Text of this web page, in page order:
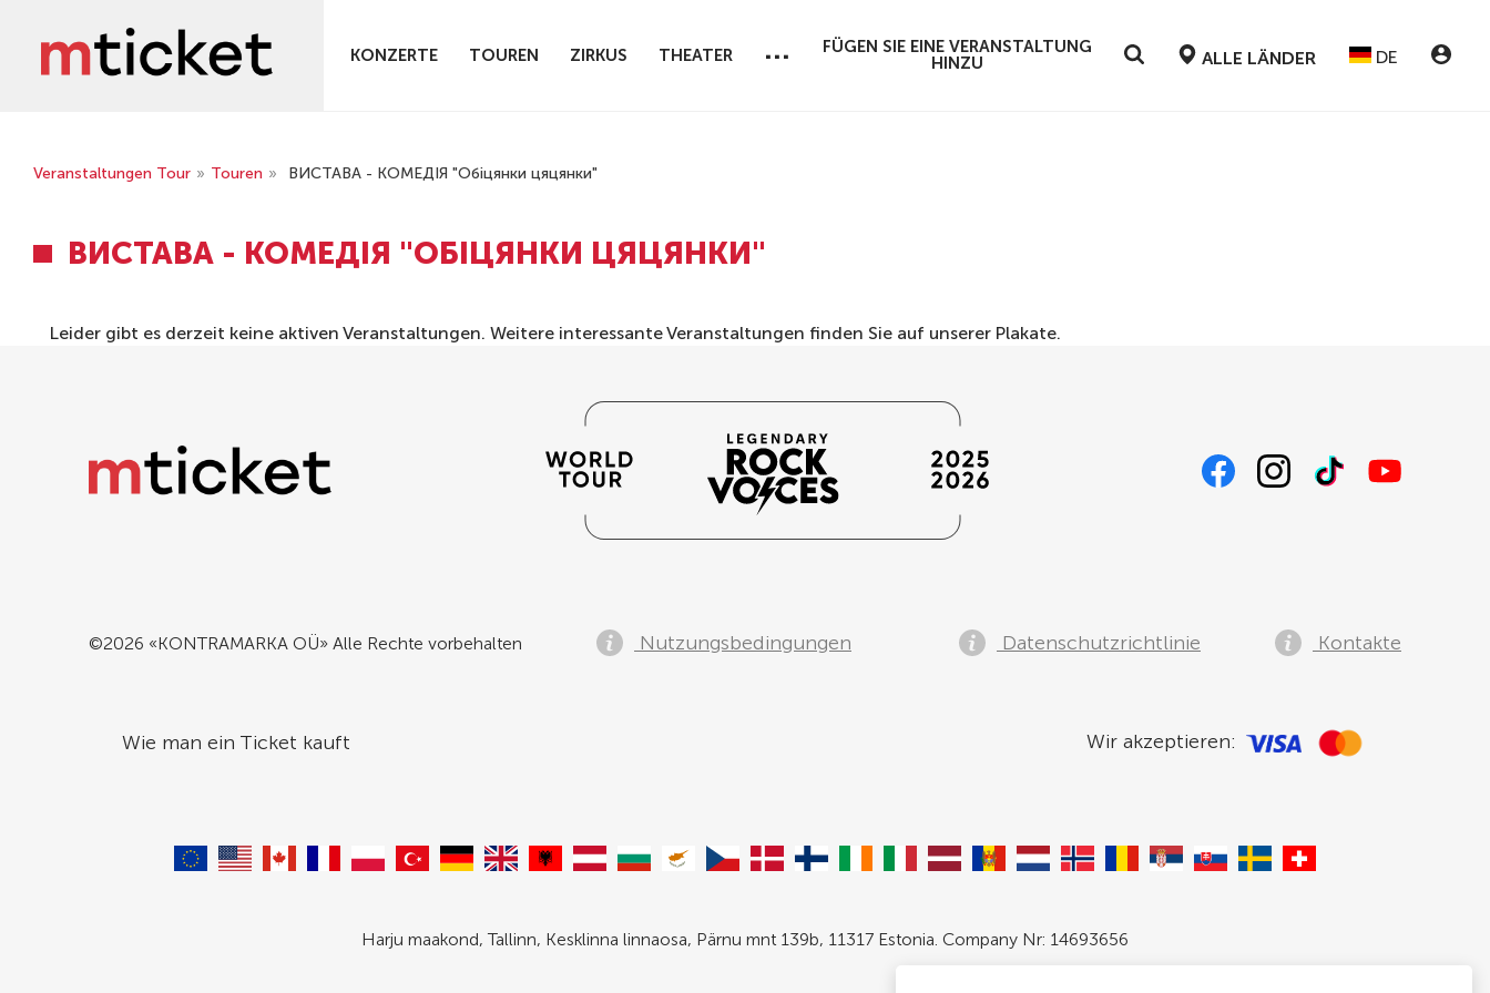
KONZERTE TOUREN ZIRKUS THEATER ...
FÜGEN SIE EINE VERANSTALTUNG
HINZU
ALLE LÄNDER DE
Veranstaltungen Tour » Touren » ВИСТАВА - КОМЕДІЯ "Обіцянки цяцянки"
ВИСТАВА - КОМЕДІЯ "ОБІЦЯНКИ ЦЯЦЯНКИ"
Leider gibt es derzeit keine aktiven Veranstaltungen. Weitere interessante Veranstaltungen finden Sie auf unserer Plakate.
©2026 «KONTRAMARKA OÜ» Alle Rechte vorbehalten Nutzungsbedingungen Datenschutzrichtlinie Kontakte
Wie man ein Ticket kauft Wir akzeptieren:
Harju maakond, Tallinn, Kesklinna linnaosa, Pärnu mnt 139b, 11317 Estonia. Company Nr: 14693656